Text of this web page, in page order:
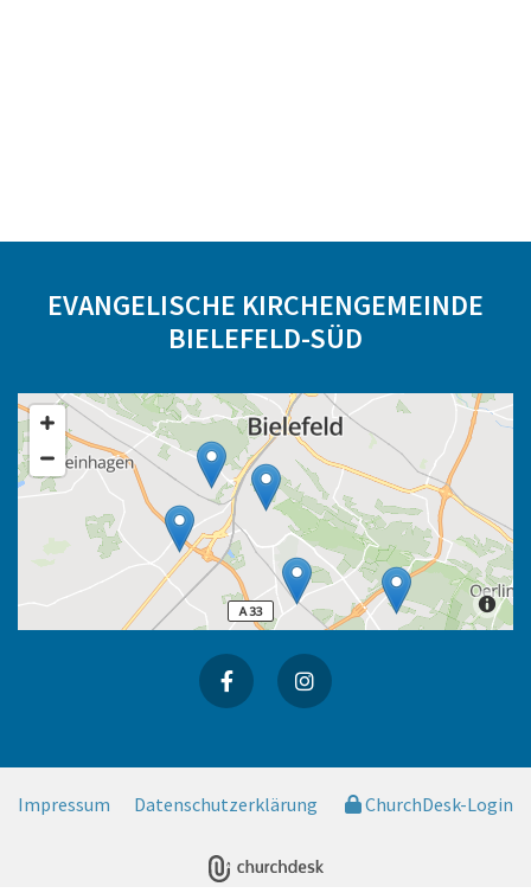
EVANGELISCHE KIRCHENGEMEINDE
BIELEFELD-SÜD
Impressum Datenschutzerklärung ChurchDesk-Login